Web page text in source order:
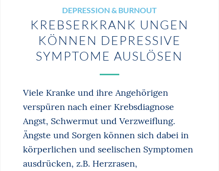
DEPRESSION & BURNOUT
KREBSERKRANK­ ­UNGEN
KÖNNEN DEPRESSIVE
SYMPTOME AUSLÖSEN
Viele Kranke und ihre Angehörigen
verspüren nach einer Krebsdiagnose
Angst, Schwermut und Verzweiflung.
Ängste und Sorgen können sich dabei in
körperlichen und seelischen Symptomen
ausdrücken, z.B. Herzrasen,